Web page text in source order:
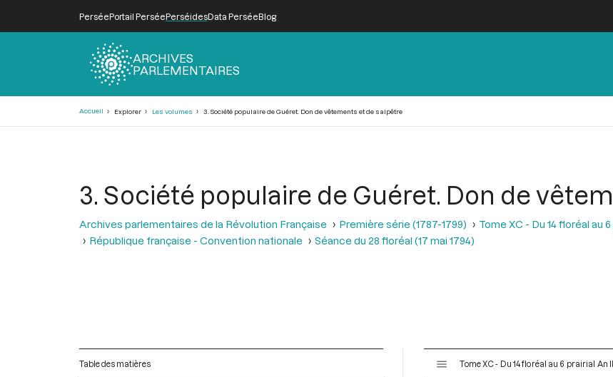
PerséePortail PerséePerséidesData PerséeBlog
ARCHIVES
PARLEMENTAIRES
Accueil Explorer Les volumes 3. Société populaire de Guéret. Don de vêtements et de salpêtre
3. Société populaire de Guéret. Don de
Archives parlementaires de la Révolution Française Première série (1787-1799)
Tome XC - Du 14 floréal au
République française - Convention nationale
Séance du 28 floréal (17 mai 1794)
Table des matières Tome XC - Du 14 floréal au 6 prairial An